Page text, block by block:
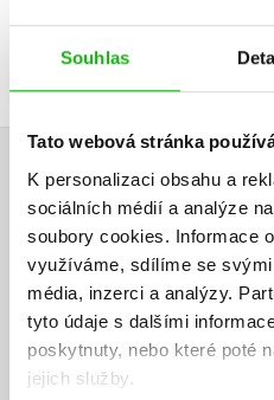
Souhlas
Tato webová stránka
K personalizaci obsahu a
sociálních médií a analýze
soubory cookies. Informace
využíváme, sdílíme se
média, inzerci a analýzy.
tyto údaje s dalšími
poskytnuty, nebo které poté
jejich služby.
HODNOCENÍ ČTENÁŘŮ
Iva Šindelková
02.05.2025
Děkuji Albatros Media za
mi dostal 7. příběh Cormorana
Ellacottové. Předchůdce -